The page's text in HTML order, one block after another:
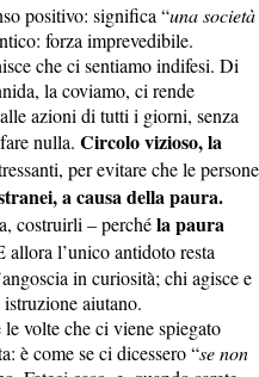
positivo: significa “una società
forza imprevedibile.
che ci sentiamo indifesi. Di
la coviamo, ci rende
azioni di tutti i giorni, senza
nulla. Circolo vizioso, la
per evitare che le persone
a causa della paura.
costruirli – perchéla paura
l’unico antidoto resta
in curiosità; chi agisce e
aiutano.
volte che ci viene spiegato
è come se ci dicessero “se non